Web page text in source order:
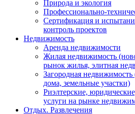
Природа и экология
Профессионально-
Сертификация и
контроль проектов
Недвижимость
Аренда недвижимости
Жилая недвижимость
рынок жилья, элитная
Загородная
дома, земельные участки)
Риэлтерские,
услуги на рынке
Отдых. Развлечения